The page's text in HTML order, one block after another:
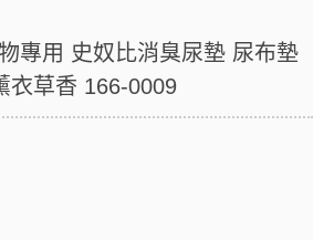
專用 史奴比消臭尿墊 尿布墊
衣草香 166-0009